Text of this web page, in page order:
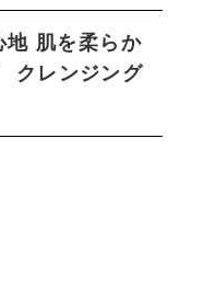
地 肌を柔らか
クレンジング